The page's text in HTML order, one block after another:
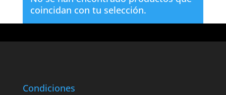
coincidan con tu selección.
Condiciones